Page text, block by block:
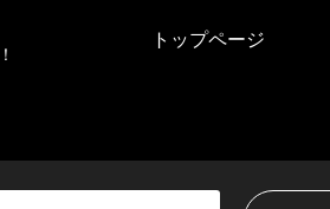
トップページ